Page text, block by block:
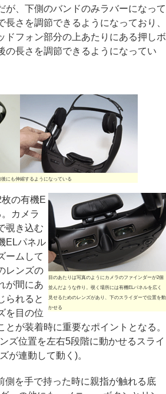
が、下側のバンドのみラバーになって
長さを調節できるようになっており、
ドフォン部分の上あたりにある押しボ
の長さを調節できるようになってい
にも伸縮するようになっている
目のあたりは写真のようにカメラのファインダーが2個
並んだような作り。覗く場所には有機ELパネルを広く
見せるためのレンズがあり、下のスライダーで位置を動
かせる
の有機E
カメラ
覗き込む
ELパネル
ームして
レンズの
が間にあ
られると
を目の位
が装着時に重要なポイントとなる。
ズ位置を左右5段階に動かせるスライ
が連動して動く)。
を手で持った時に親指が触れる底